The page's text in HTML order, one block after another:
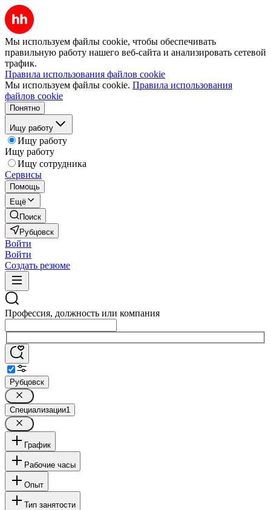
Мы используем файлы cookie, чтобы обеспечивать
правильную работу нашего веб-сайта и анализировать сетевой
трафик.
Правила использования файлов cookie
Мы используем файлы cookie. Правила использования
файлов cookie
Понятно
Ищу работу
Ищу работу
Ищу работу
Ищу сотрудника
Сервисы
Помощь
Ещё
Поиск
Рубцовск
Войти
Войти
Создать резюме
Профессия, должность или компания
Рубцовск
Специализации1
График
Рабочие часы
Опыт
Тип занятости